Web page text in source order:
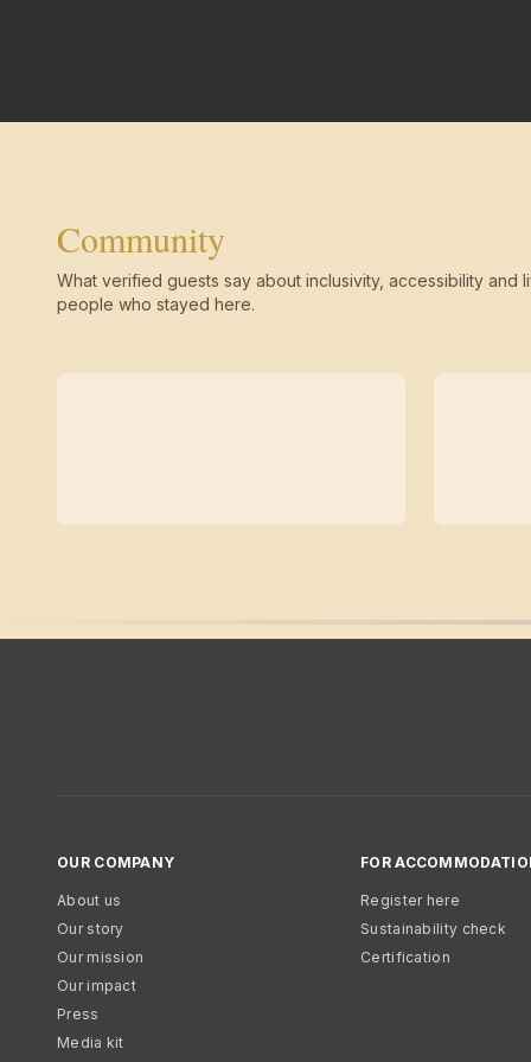
Community
What verified guests say about inclusivity, accessibility and
people who stayed here.
OUR COMPANY
About us
Our story
Our mission
Our impact
Press
Media kit
FOR
Register here
Sustainability check
Certification